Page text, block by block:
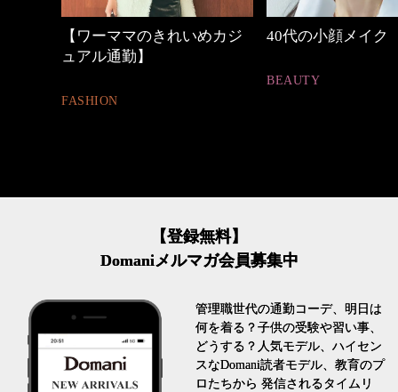
40代の小顔メイク
心地よくいられる
【登録無料】
Domaniメルマガ会員募集中
管理職世代の通勤コーデ、明日は
何を着る？子供の受験や習い事、
どうする？人気モデル、ハイセン
スなDomani読者モデル、教育のプ
ロたちから 発信されるタイムリ